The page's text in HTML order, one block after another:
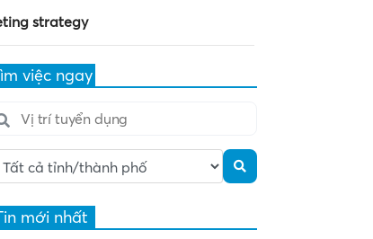
strategy
việc ngay
mới nhất